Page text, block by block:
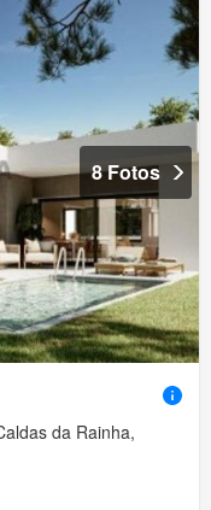
8 Fotos
da Rainha,